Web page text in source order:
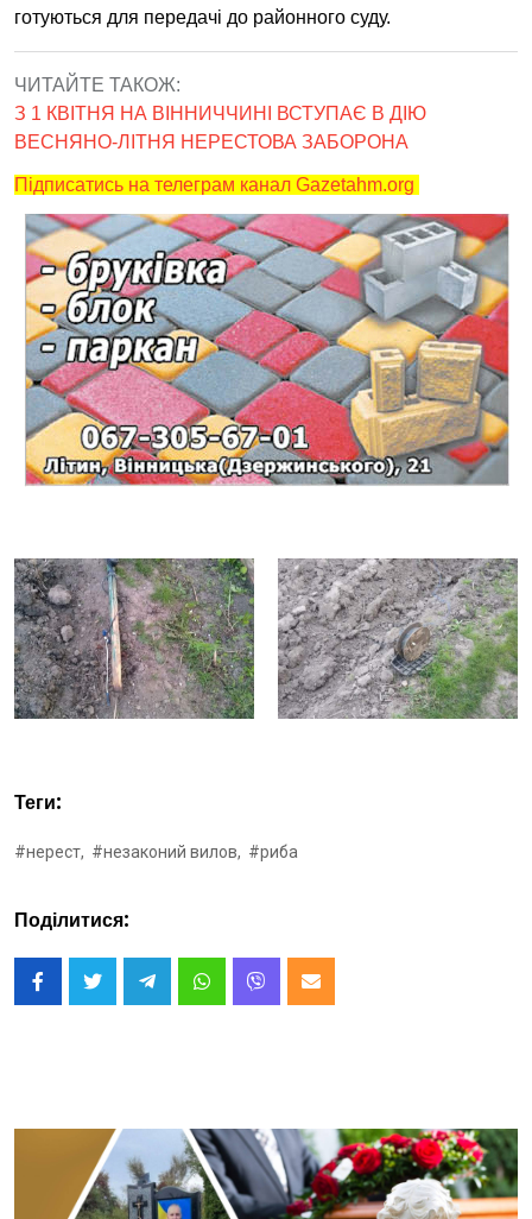
готуються для передачі до районного суду.
ЧИТАЙТЕ ТАКОЖ:
З 1 КВІТНЯ НА ВІННИЧЧИНІ ВСТУПАЄ В ДІЮ
ВЕСНЯНО-ЛІТНЯ НЕРЕСТОВА ЗАБОРОНА
Підписатись на телеграм канал Gazetahm.org
Теги:
#нерест, #незаконий вилов, #риба
Поділитися: